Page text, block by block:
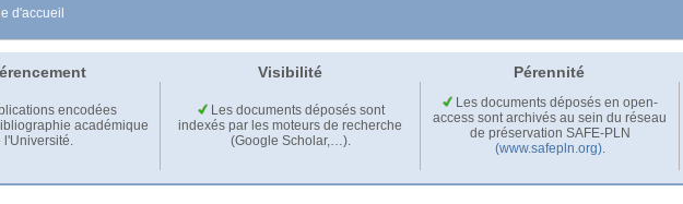
d'accueil
Visibilité Pérennité
encodées
académique
l'Université.
Les documents déposés sont
indexés par les moteurs de recherche
(Google Scholar,…).
Les documents déposés en open-
access sont archivés au sein du réseau
de préservation SAFE-PLN
(www.safepln.org).